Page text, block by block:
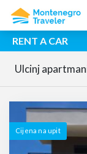
RENT A CAR
Ulcinj
Cijena na upit